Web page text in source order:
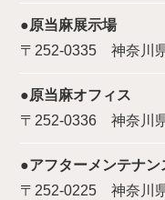
●原当麻展示場
〒252-0335 神奈川
●原当麻オフィス
〒252-0336 神奈川
●アフターメンテナン
〒252-0225 神奈川